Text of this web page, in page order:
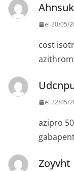
Ahnsuk
el 20/05/
cost
el 22/05/
azipro
Zoyvht